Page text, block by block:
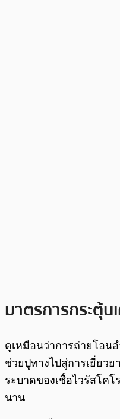
มาตรการกระตุ้น
ดูเหมือนว่าการถ่ายโอน
ช่วยปูทางไปสู่การเยี่ยว
ระบาดของเชื้อไวรัสโค
นาน